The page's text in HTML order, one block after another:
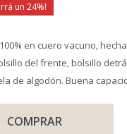
24
en cuero vacuno,
del frente, bolsillo
de algodón. Buena
COMPRAR